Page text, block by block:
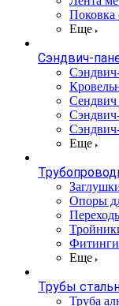
Поковка
Еще
Сэндвич-
Сендвич
Еще
Опоры
Фитинги
Еще
Трубы
Труба